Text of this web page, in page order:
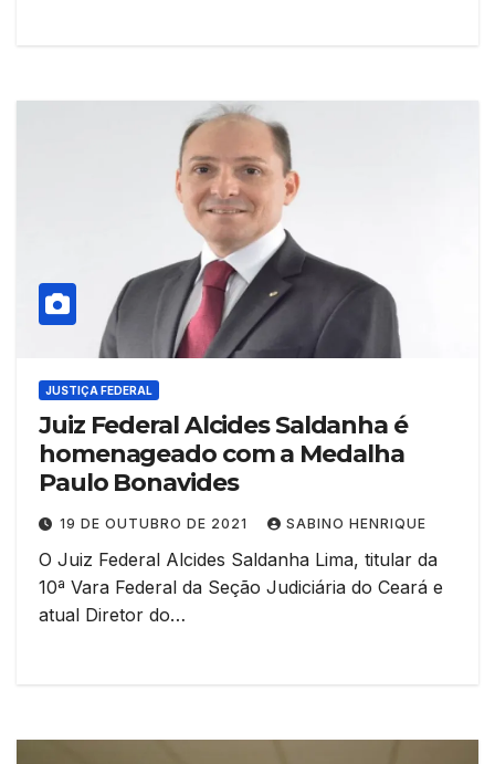
JUSTIÇA FEDERAL
Juiz Federal Alcides Saldanha é
homenageado com a Medalha
Paulo Bonavides
19 DE OUTUBRO DE 2021 SABINO HENRIQUE
O Juiz Federal Alcides Saldanha Lima, titular da
10ª Vara Federal da Seção Judiciária do Ceará e
atual Diretor do…